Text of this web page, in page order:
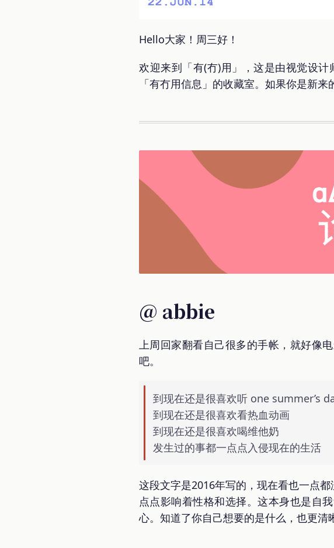
Hello大家！周三好！
欢迎来到「有(冇)用」，这是由视觉设
「有冇用信息」的收藏室。如果你是新
@ abbie
上周回家翻看自己很多的手帐，就好像
吧。
到现在还是很喜欢听 one summer’s
到现在还是很喜欢看热血动画
到现在还是很喜欢喝维他奶
发生过的事都一点点入侵现在的生活
这段文字是2016年写的，现在看也一点
点点影响着性格和选择。这本身也是自
心。知道了你自己想要的是什么，也更清